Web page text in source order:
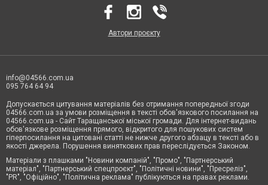
Автори проєкту
info@04566.com.ua
095 764 64 94
Допускається цитування матеріалів без отримання попередньої згоди
04566.com.ua за умови розміщення в тексті обов'язкового посилання на
04566.com.ua - Cайт Таращанської міської громади. Для інтернет-видань
обов'язкове розміщення прямого, відкритого для пошукових систем
гіперпосилання на цитовані статті не нижче другого абзацу в тексті або в
якості джерела. Порушення виняткових прав переслідується Законом.
Матеріали з плашками "Новини компаній", "Промо", "Партнерський
матеріал", "Партнерський спецпроєкт", "Політичні новини", "Пресреліз",
"PR", "Офіційно", "Політична реклама" публікуються на правах реклами.